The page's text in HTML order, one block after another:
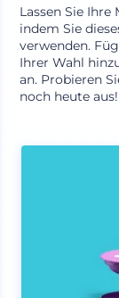
Lassen Sie
indem Sie
verwenden.
Ihrer Wahl
an. Probieren
noch heute aus!